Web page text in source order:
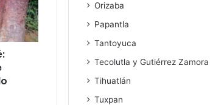
Orizaba
Papantla
Tantoyuca
Tecolutla y Gutiérrez Zamora
Tihuatlán
Tuxpan